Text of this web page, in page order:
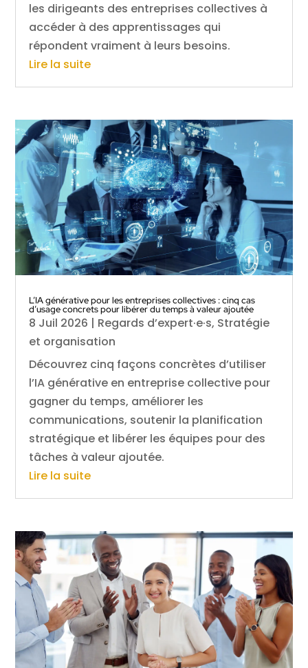
les dirigeants des entreprises collectives à
accéder à des apprentissages qui
répondent vraiment à leurs besoins.
Lire la suite
L’IA générative pour les entreprises collectives : cinq cas
d’usage concrets pour libérer du temps à valeur ajoutée
8 Juil 2026 | Regards d’expert·e·s, Stratégie
et organisation
Découvrez cinq façons concrètes d’utiliser
l’IA générative en entreprise collective pour
gagner du temps, améliorer les
communications, soutenir la planification
stratégique et libérer les équipes pour des
tâches à valeur ajoutée.
Lire la suite